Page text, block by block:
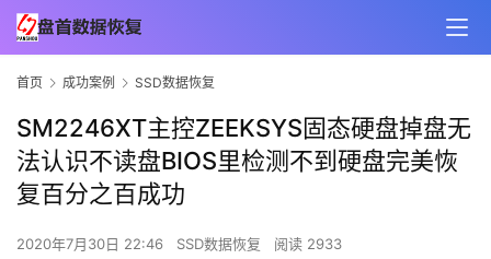
首页 成功案例 SSD数据恢复
SM2246XT主控ZEEKSYS固态硬盘掉盘无
法认识不读盘BIOS里检测不到硬盘完美恢
复百分之百成功
2020年7月30日 22:46 SSD数据恢复 阅读 2933